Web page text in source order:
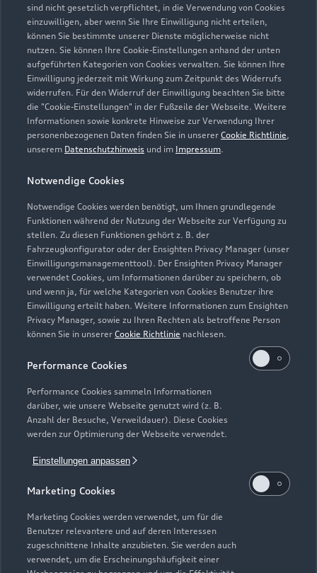
sind nicht gesetzlich verpflichtet, in die Verwendung von Cookies
einzuwilligen, aber wenn Sie Ihre Einwilligung nicht erteilen,
können Sie bestimmte unserer Dienste möglicherweise nicht
nutzen. Sie können Ihre Cookie-Einstellungen anhand der unten
aufgeführten Kategorien von Cookies verwalten. Sie können Ihre
Einwilligung jederzeit mit Wirkung zum Zeitpunkt des Widerrufs
widerrufen. Für den Widerruf der Einwilligung beachten Sie bitte
die "Cookie-Einstellungen" in der Fußzeile der Webseite. Weitere
Informationen sowie konkrete Hinweise zur Verwendung Ihrer
personenbezogenen Daten finden Sie in unserer Cookie Richtlinie,
unserem Datenschutzhinweis und im Impressum.
Notwendige Cookies
Notwendige Cookies werden benötigt, um Ihnen grundlegende
Funktionen während der Nutzung der Webseite zur Verfügung zu
stellen. Zu diesen Funktionen gehört z. B. der
Fahrzeugkonfigurator oder der Ensighten Privacy Manager (unser
Einwilligungsmanagementtool). Der Ensighten Privacy Manager
verwendet Cookies, um Informationen darüber zu speichern, ob
und wenn ja, für welche Kategorien von Cookies Benutzer ihre
Einwilligung erteilt haben. Weitere Informationen zum Ensighten
Privacy Manager, sowie zu Ihren Rechten als betroffene Person
können Sie in unserer Cookie Richtlinie nachlesen.
Performance Cookies
Performance Cookies sammeln Informationen
darüber, wie unsere Webseite genutzt wird (z. B.
Anzahl der Besuche, Verweildauer). Diese Cookies
werden zur Optimierung der Webseite verwendet.
Einstellungen anpassen
Marketing Cookies
Marketing Cookies werden verwendet, um für die
Benutzer relevantere und auf deren Interessen
zugeschnittene Inhalte anzubieten. Sie werden auch
verwendet, um die Erscheinungshäufigkeit einer
Modelle
Alle Modelle
Modelle vergleichen
Elektromodelle
Plug-in-Hybride
Kaufen & leasen
Neuwagensuche
Gebrauchtwagensuche
Gebrauchtwagen
Finanzierung
Aktionen & Angebote
Geschäftskunden
Service & Zubehör
Saisonale Angebote
Audi digital services
myAudi
Support
Kundenservice
Händlersuche
Audi Code
Häufige Fragen (FAQ)
Audi Online Beratung
Online-Terminvereinbarung
Verträge kündigen
Unternehmen
Karriere
Investor Relations
Presse & Media Center
Datenschutz
Newsletter
© 2026 AUDI AG. Alle Rechte vorbehalten
Impressum
Datenschutzinformation
Cookie-Einstellungen
Digital Services Act
EU Data Act
Die direkten und indirekten Tochtergesellschaften der
gemeinsamen Kennzeichen „Volkswagen Financial Services“
verschiedene Leistungen. Es handelt sich hierbei um
Bankleistungen (durch Volkswagen Bank GmbH),
Leasingleistungen (durch Volkswagen Leasing GmbH),
Versicherungsleistungen (durch Volkswagen Versicherung AG,
Volkswagen Autoversicherung AG) sowie Mobilitätsleistungen
(u. a. durch Volkswagen Leasing GmbH). Zusätzlich werden